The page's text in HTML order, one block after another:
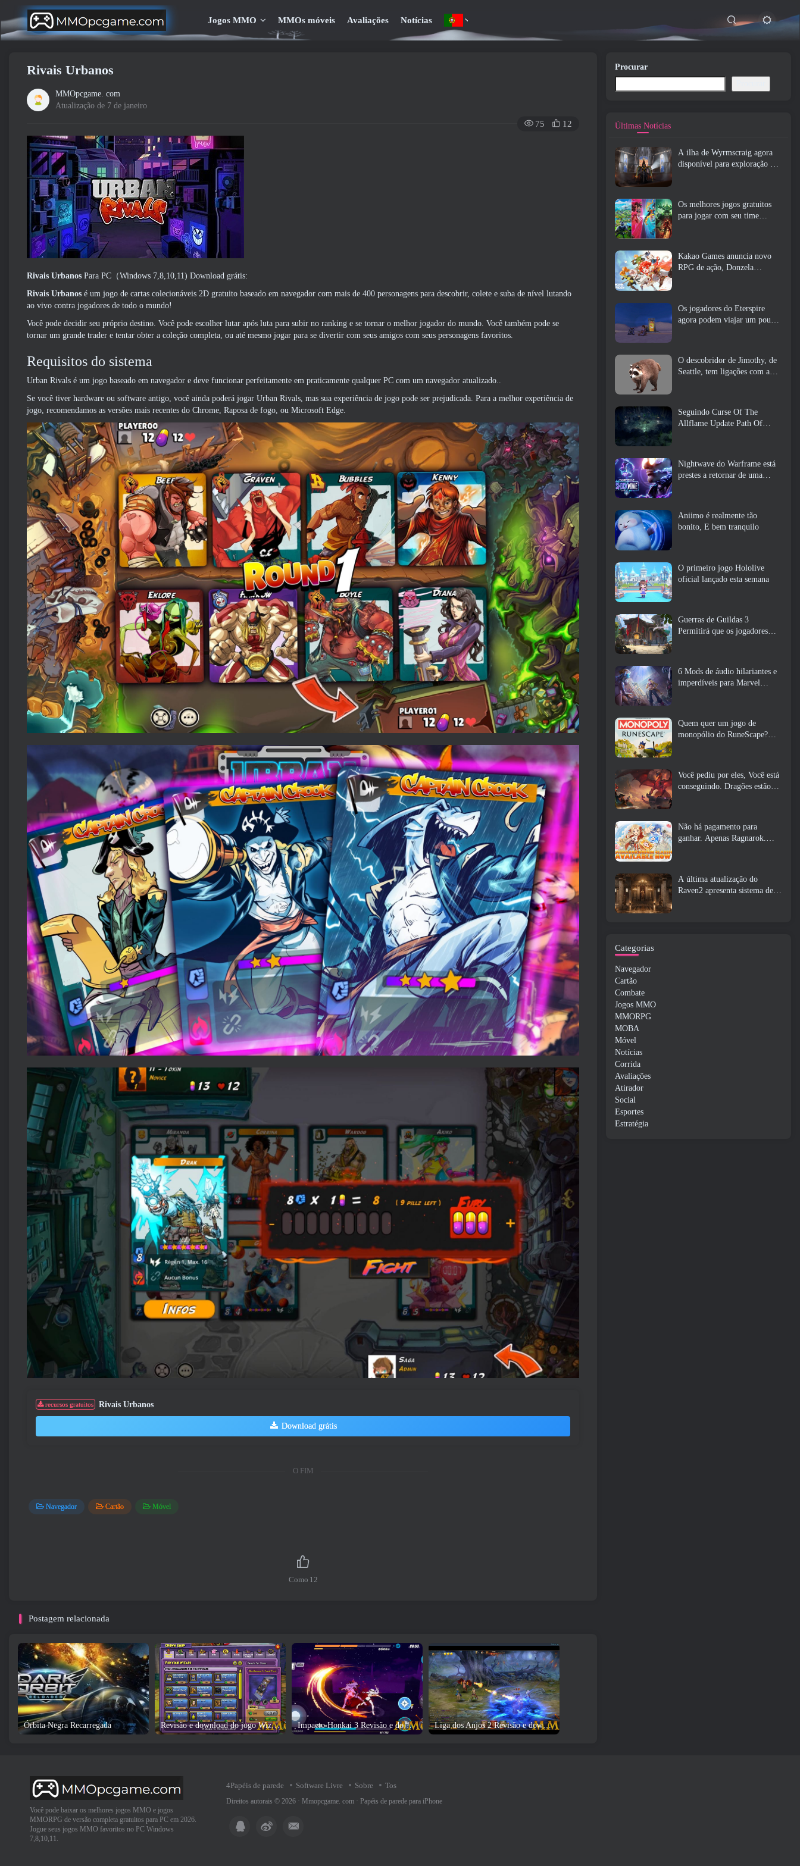
Jogos MMO MMOs móveis Avaliações Notícias
Rivais Urbanos
MMOpcgame. com
Atualização de 7 de janeiro
75 12
Rivais Urbanos Para PC（Windows 7,8,10,11) Download grátis:
Rivais Urbanos é um jogo de cartas colecionáveis ​​2D gratuito baseado em navegador com mais de 400 personagens para descobrir, colete e suba de nível lutando
ao vivo contra jogadores de todo o mundo!
Você pode decidir seu próprio destino. Você pode escolher lutar após luta para subir no ranking e se tornar o melhor jogador do mundo. Você também pode se
tornar um grande trader e tentar obter a coleção completa, ou até mesmo jogar para se divertir com seus amigos com seus personagens favoritos.
Requisitos do sistema
Urban Rivals é um jogo baseado em navegador e deve funcionar perfeitamente em praticamente qualquer PC com um navegador atualizado..
Se você tiver hardware ou software antigo, você ainda poderá jogar Urban Rivals, mas sua experiência de jogo pode ser prejudicada. Para a melhor experiência de
jogo, recomendamos as versões mais recentes do Chrome, Raposa de fogo, ou Microsoft Edge.
recursos gratuitos Rivais Urbanos
Download grátis
O FIM
Navegador Cartão Móvel
Como 12
Postagem relacionada
Órbita Negra Recarregada Revisão e download do jogo Wizard101 Impacto Honkai 3 Revisão e download do jogo Liga dos Anjos 2 Revisão e download do jogo
Procurar
Últimas Notícias
A ilha de Wyrmscraig agora
disponível para exploração no
Os melhores jogos gratuitos
para jogar com seu time
Kakao Games anuncia novo
RPG de ação, Donzela
Os jogadores do Eterspire
agora podem viajar um pouco
O descobridor de Jimothy, de
Seattle, tem ligações com a
Seguindo Curse Of The
Allflame Update Path Of
Nightwave do Warframe está
prestes a retornar de uma
Aniimo é realmente tão
bonito, E bem tranquilo
O primeiro jogo Hololive
oficial lançado esta semana
Guerras de Guildas 3
Permitirá que os jogadores
6 Mods de áudio hilariantes e
imperdíveis para Marvel
Quem quer um jogo de
monopólio do RuneScape?
Você pediu por eles, Você está
conseguindo. Dragões estão
Não há pagamento para
ganhar. Apenas Ragnarok.
A última atualização do
Raven2 apresenta sistema de
Categorias
Navegador
Cartão
Combate
Jogos MMO
MMORPG
MOBA
Móvel
Notícias
Corrida
Avaliações
Atirador
Social
Esportes
Estratégia
Você pode baixar os melhores jogos MMO e jogos
MMORPG de versão completa gratuitos para PC em 2026.
Jogue seus jogos MMO favoritos no PC Windows
7,8,10,11.
4Papéis de parede Software Livre Sobre Tos
Direitos autorais © 2026 · Mmopcgame. com · Papéis de parede para iPhone